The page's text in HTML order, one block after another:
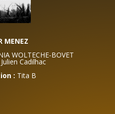
MENEZ
WOLTECHE-BOVET
Julien Cadilhac
: Tita B